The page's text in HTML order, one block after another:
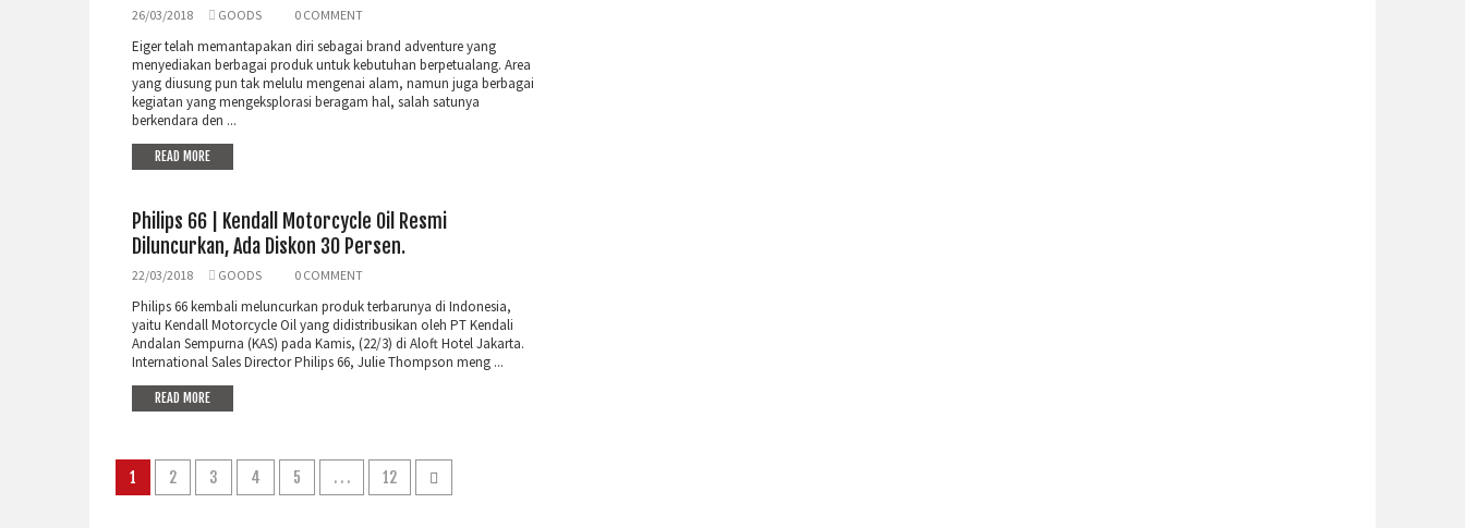
26/03/2018 GOODS 0 COMMENT
Eiger telah memantapakan diri sebagai brand adventure yang
menyediakan berbagai produk untuk kebutuhan berpetualang. Area
yang diusung pun tak melulu mengenai alam, namun juga berbagai
kegiatan yang mengeksplorasi beragam hal, salah satunya
berkendara den ...
READ MORE
Philips 66 | Kendall Motorcycle Oil Resmi
Diluncurkan, Ada Diskon 30 Persen.
22/03/2018 GOODS 0 COMMENT
Philips 66 kembali meluncurkan produk terbarunya di Indonesia,
yaitu Kendall Motorcycle Oil yang didistribusikan oleh PT Kendali
Andalan Sempurna (KAS) pada Kamis, (22/3) di Aloft Hotel Jakarta.
International Sales Director Philips 66, Julie Thompson meng ...
READ MORE
1 2 3 4 5 . . . 12